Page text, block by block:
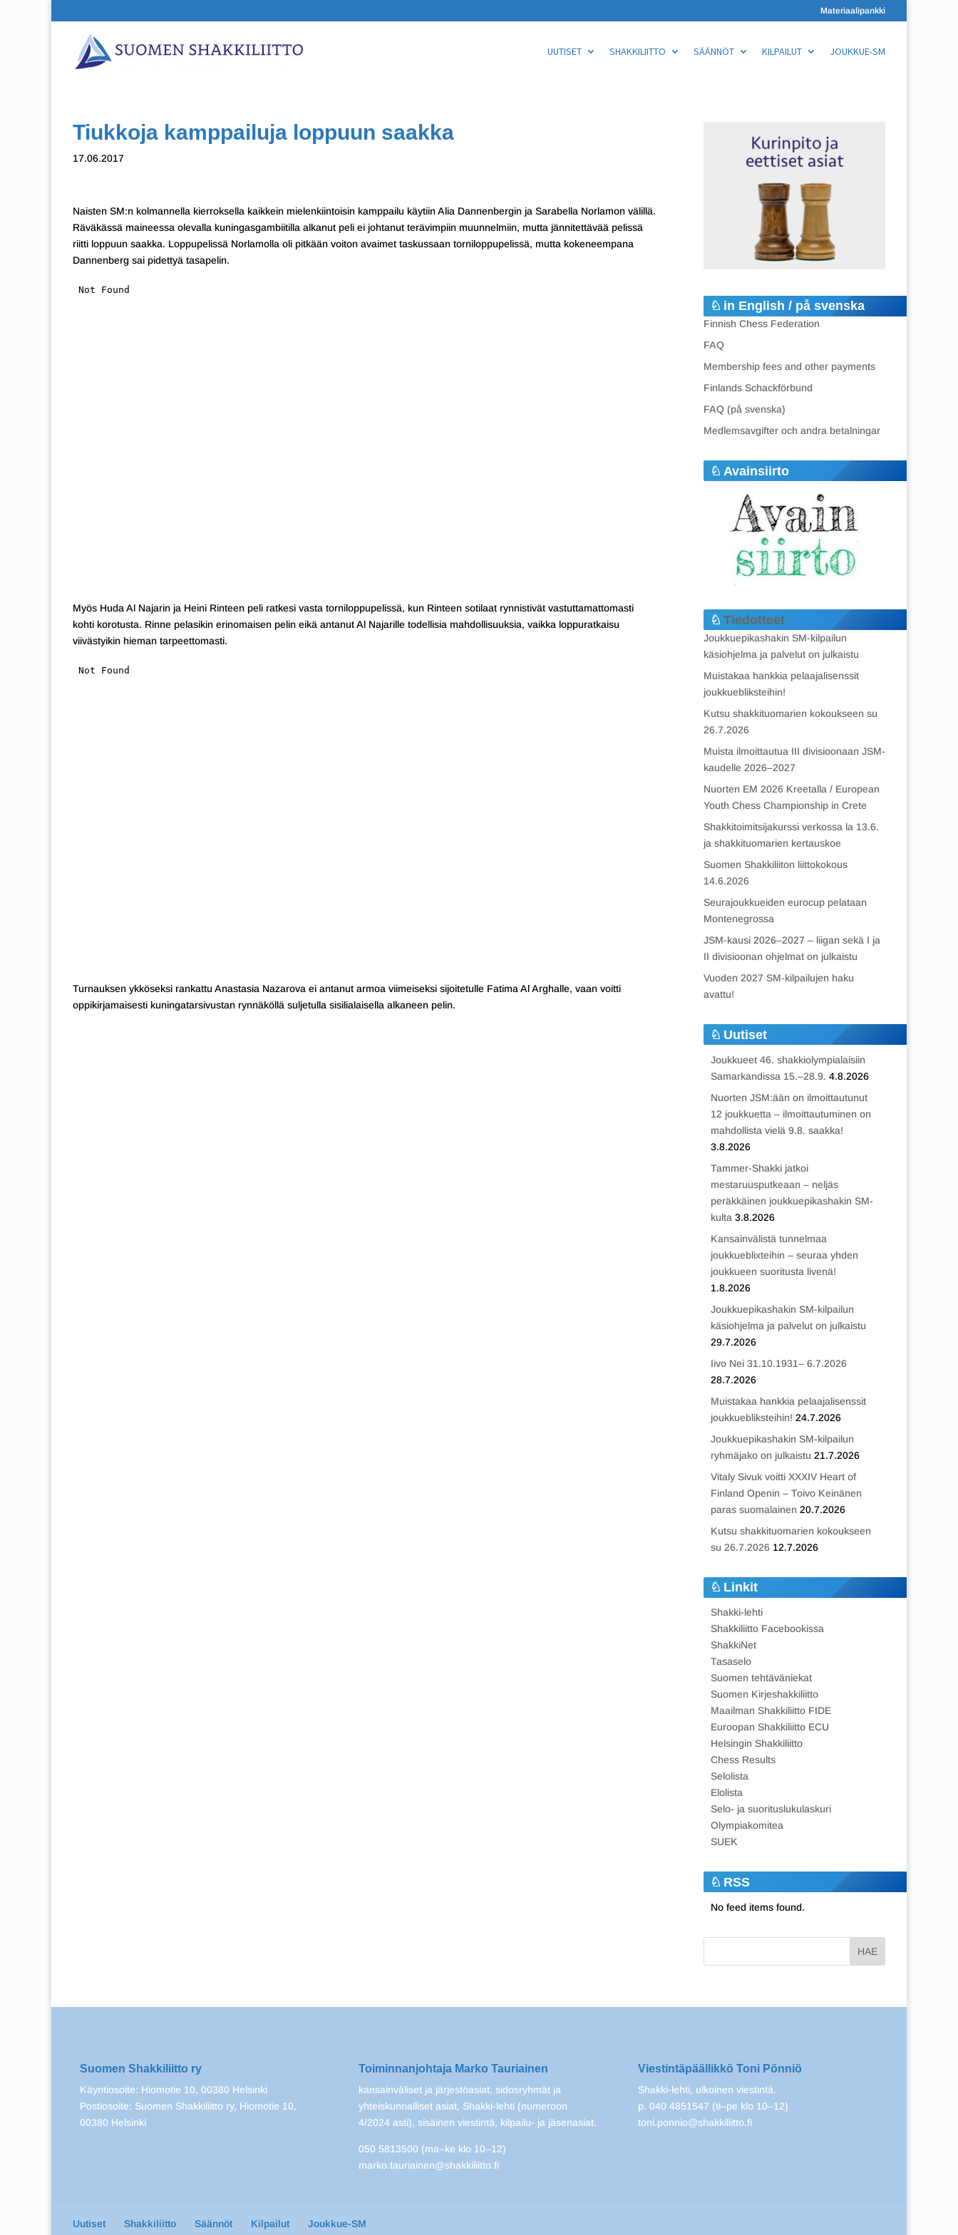
Materiaalipankki
UUTISET SHAKKILIITTO SÄÄNNÖT KILPAILUT JOUKKUE-SM
Tiukkoja kamppailuja loppuun saakka
17.06.2017
Naisten SM:n kolmannella kierroksella kaikkein mielenkiintoisin kamppailu käytiin Alia Dannenbergin ja Sarabella Norlamon välillä.
Räväkässä maineessa olevalla kuningasgambiitilla alkanut peli ei johtanut terävimpiin muunnelmiin, mutta jännitettävää pelissä
riitti loppuun saakka. Loppupelissä Norlamolla oli pitkään voiton avaimet taskussaan torniloppupelissä, mutta kokeneempana
Dannenberg sai pidettyä tasapelin.
Myös Huda Al Najarin ja Heini Rinteen peli ratkesi vasta torniloppupelissä, kun Rinteen sotilaat rynnistivät vastuttamattomasti
kohti korotusta. Rinne pelasikin erinomaisen pelin eikä antanut Al Najarille todellisia mahdollisuuksia, vaikka loppuratkaisu
viivästyikin hieman tarpeettomasti.
Turnauksen ykköseksi rankattu Anastasia Nazarova ei antanut armoa viimeiseksi sijoitetulle Fatima Al Arghalle, vaan voitti
oppikirjamaisesti kuningatarsivustan rynnäköllä suljetulla sisilialaisella alkaneen pelin.
in English / på svenska
Finnish Chess Federation
FAQ
Membership fees and other payments
Finlands Schackförbund
FAQ (på svenska)
Medlemsavgifter och andra betalningar
Avainsiirto
Tiedotteet
Joukkuepikashakin SM-kilpailun
käsiohjelma ja palvelut on julkaistu
Muistakaa hankkia pelaajalisenssit
joukkuebliksteihin!
Kutsu shakkituomarien kokoukseen su
26.7.2026
Muista ilmoittautua III divisioonaan JSM-
kaudelle 2026–2027
Nuorten EM 2026 Kreetalla / European
Youth Chess Championship in Crete
Shakkitoimitsijakurssi verkossa la 13.6.
ja shakkituomarien kertauskoe
Suomen Shakkiliiton liittokokous
14.6.2026
Seurajoukkueiden eurocup pelataan
Montenegrossa
JSM-kausi 2026–2027 – liigan sekä I ja
II divisioonan ohjelmat on julkaistu
Vuoden 2027 SM-kilpailujen haku
avattu!
Uutiset
Joukkueet 46. shakkiolympialaisiin
Samarkandissa 15.–28.9. 4.8.2026
Nuorten JSM:ään on ilmoittautunut
12 joukkuetta – ilmoittautuminen on
mahdollista vielä 9.8. saakka!
3.8.2026
Tammer-Shakki jatkoi
mestaruusputkeaan – neljäs
peräkkäinen joukkuepikashakin SM-
kulta 3.8.2026
Kansainvälistä tunnelmaa
joukkueblixteihin – seuraa yhden
joukkueen suoritusta livenä!
1.8.2026
Joukkuepikashakin SM-kilpailun
käsiohjelma ja palvelut on julkaistu
29.7.2026
Iivo Nei 31.10.1931– 6.7.2026
28.7.2026
Muistakaa hankkia pelaajalisenssit
joukkuebliksteihin! 24.7.2026
Joukkuepikashakin SM-kilpailun
ryhmäjako on julkaistu 21.7.2026
Vitaly Sivuk voitti XXXIV Heart of
Finland Openin – Toivo Keinänen
paras suomalainen 20.7.2026
Kutsu shakkituomarien kokoukseen
su 26.7.2026 12.7.2026
Linkit
Shakki-lehti
Shakkiliitto Facebookissa
ShakkiNet
Tasaselo
Suomen tehtäväniekat
Suomen Kirjeshakkiliitto
Maailman Shakkiliitto FIDE
Euroopan Shakkiliitto ECU
Helsingin Shakkiliitto
Chess Results
Selolista
Elolista
Selo- ja suorituslukulaskuri
Olympiakomitea
SUEK
RSS
No feed items found.
Suomen Shakkiliitto ry
Käyntiosoite: Hiomotie 10, 00380 Helsinki
Postiosoite: Suomen Shakkiliitto ry, Hiomotie 10,
00380 Helsinki
Toiminnanjohtaja Marko Tauriainen
kansainväliset ja järjestöasiat, sidosryhmät ja
yhteiskunnalliset asiat, Shakki-lehti (numeroon
4/2024 asti), sisäinen viestintä, kilpailu- ja jäsenasiat.
050 5813500 (ma–ke klo 10–12)
marko.tauriainen@shakkiliitto.fi
Viestintäpäällikkö Toni Pönniö
Shakki-lehti, ulkoinen viestintä.
p. 040 4851547 (ti–pe klo 10–12)
toni.ponnio@shakkiliitto.fi
Uutiset Shakkiliitto Säännöt Kilpailut Joukkue-SM